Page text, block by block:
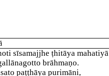
ti sīsamajjhe ṭhitāya mahatiyā
brāhmaṇo.
paṭṭhāya purimāni,